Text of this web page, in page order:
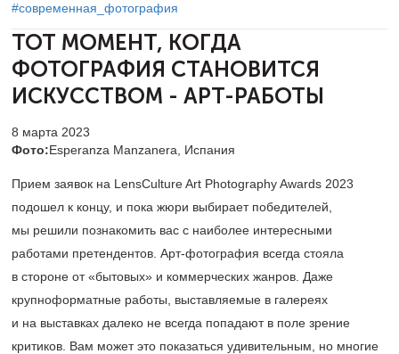
#современная_фотография
ТОТ МОМЕНТ, КОГДА
ФОТОГРАФИЯ СТАНОВИТСЯ
ИСКУССТВОМ - АРТ-РАБОТЫ
8 марта 2023
Фото:Esperanza Manzanera, Испания
Прием заявок на LensCulture Art Photography Awards 2023
подошел к концу, и пока жюри выбирает победителей,
мы решили познакомить вас с наиболее интересными
работами претендентов. Арт-фотография всегда стояла
в стороне от «бытовых» и коммерческих жанров. Даже
крупноформатные работы, выставляемые в галереях
и на выставках далеко не всегда попадают в поле зрение
критиков. Вам может это показаться удивительным, но многие